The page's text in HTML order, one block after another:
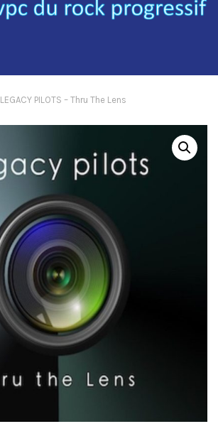
PILOTS – Thru The Lens